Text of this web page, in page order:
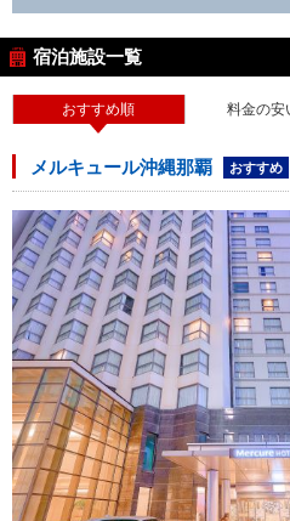
宿泊施設一覧
おすすめ順 料金の安
メルキュール沖縄那覇 おすすめ